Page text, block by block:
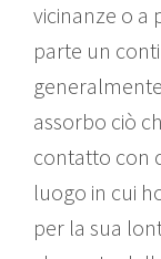
vicinanze o a
parte un
assorbo ciò
contatto con
luogo in cui
per la sua